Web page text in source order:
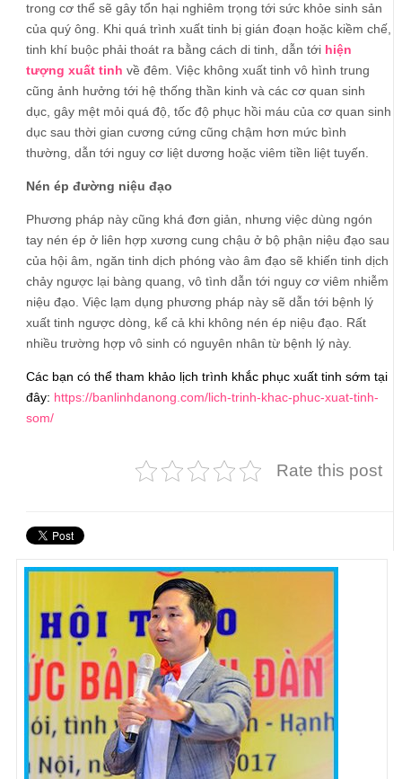
trong cơ thể sẽ gây tổn hại nghiêm trọng tới sức khỏe sinh sản
của quý ông. Khi quá trình xuất tinh bị gián đoạn hoặc kiềm chế,
tinh khí buộc phải thoát ra bằng cách di tinh, dẫn tới hiện
tượng xuất tinh về đêm. Việc không xuất tinh vô hình trung
cũng ảnh hưởng tới hệ thống thần kinh và các cơ quan sinh
dục, gây mệt mỏi quá độ, tốc độ phục hồi máu của cơ quan sinh
dục sau thời gian cương cứng cũng chậm hơn mức bình
thường, dẫn tới nguy cơ liệt dương hoặc viêm tiền liệt tuyến.
Nén ép đường niệu đạo
Phương pháp này cũng khá đơn giản, nhưng việc dùng ngón
tay nén ép ở liên hợp xương cung chậu ở bộ phận niệu đạo sau
của hội âm, ngăn tinh dịch phóng vào âm đạo sẽ khiến tinh dịch
chảy ngược lại bàng quang, vô tình dẫn tới nguy cơ viêm nhiễm
niệu đạo. Việc lạm dụng phương pháp này sẽ dẫn tới bệnh lý
xuất tinh ngược dòng, kể cả khi không nén ép niệu đạo. Rất
nhiều trường hợp vô sinh có nguyên nhân từ bệnh lý này.
Các bạn có thể tham khảo lịch trình khắc phục xuất tinh sớm tại
đây: https://banlinhdanong.com/lich-trinh-khac-phuc-xuat-tinh-
som/
Rate this post